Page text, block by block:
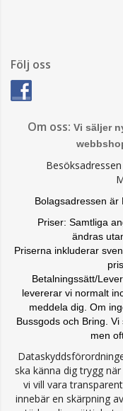
Följ oss
Om oss: Vi säljer
Bolagsadressen är
Priser: Samtliga
ändras
Priserna inkluderar
Betalningssätt/
levererar vi normalt
meddela dig. Om
Bussgods och Bring.
men
ska känna dig trygg
vi vill vara
innebär en skärpning